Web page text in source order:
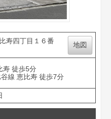
寿四丁目１６番
地図
寿 徒歩5分
線 恵比寿 徒歩7分